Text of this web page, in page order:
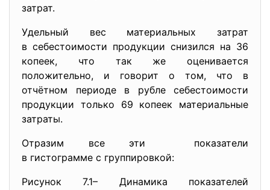
затрат.
Удельный вес материальных затрат
в себестоимости продукции снизился на 36
копеек, что так же оценивается
положительно, и говорит о том, что в
отчётном периоде в рубле себестоимости
продукции только 69 копеек материальные
затраты.
Отразим все эти показатели
в гистограмме с группировкой:
Рисунок 7.1– Динамика показателей